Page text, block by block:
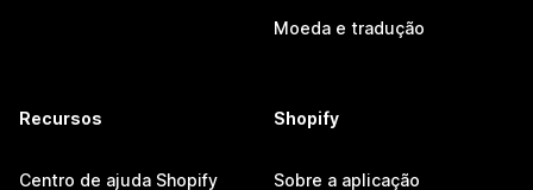
Moeda e tradução
Recursos
Centro de ajuda Shopify
Shopify
Sobre a aplicação